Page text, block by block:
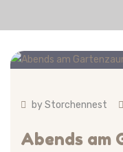
byStorchennest
Abends am